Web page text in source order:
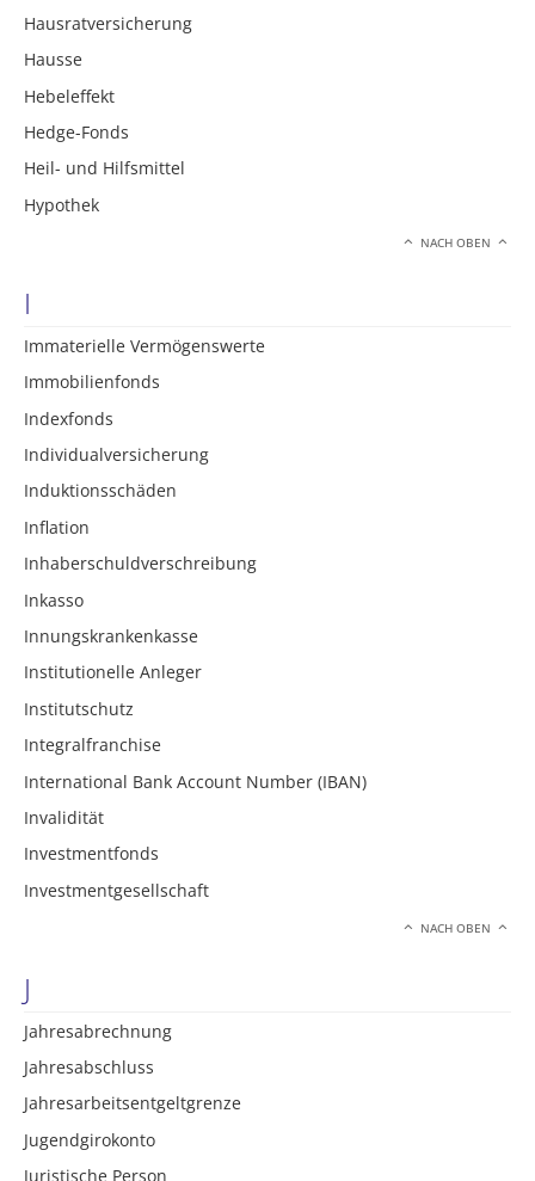
Hausratversicherung
Hausse
Hebeleffekt
Hedge-Fonds
Heil- und Hilfsmittel
Hypothek
NACH OBEN
I
Immaterielle Vermögenswerte
Immobilienfonds
Indexfonds
Individualversicherung
Induktionsschäden
Inflation
Inhaberschuldverschreibung
Inkasso
Innungskrankenkasse
Institutionelle Anleger
Institutschutz
Integralfranchise
International Bank Account Number (IBAN)
Invalidität
Investmentfonds
Investmentgesellschaft
NACH OBEN
J
Jahresabrechnung
Jahresabschluss
Jahresarbeitsentgeltgrenze
Jugendgirokonto
Juristische Person